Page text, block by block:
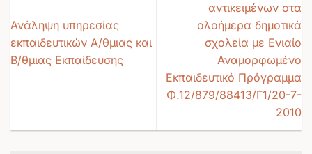
Ανάληψη υπηρεσίας
εκπαιδευτικών Α/θμιας και
Β/θμιας Εκπαίδευσης
αντικειμένων στα
ολοήμερα δημοτικά
σχολεία με Ενιαίο
Αναμορφωμένο
Εκπαιδευτικό Πρόγραμμα
Φ.12/879/88413/Γ1/20-7-
2010